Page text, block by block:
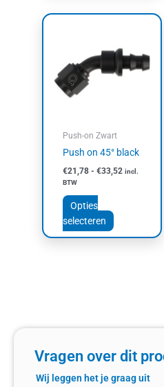
Push-on Zwart
Push on 45° black
€21,78 - €33,52
Prijsklasse:
€33,52
incl.
BTW
Opties
selecteren
heeft
meerdere
worden
op
Vragen over dit
Wij leggen het je graag uit